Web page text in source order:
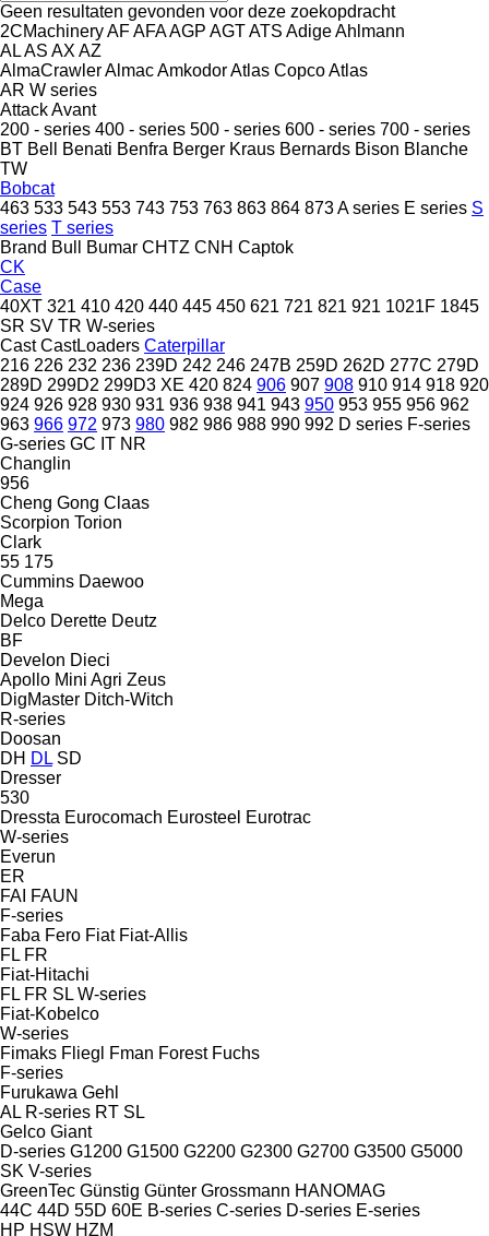
Geen resultaten gevonden voor deze zoekopdracht
2CMachineryAFAFAAGP AGTATS AdigeAhlmann
ALAS AX AZ
AlmaCrawlerAlmacAmkodorAtlas CopcoAtlas
AR W series
AttackAvant
200 - series 400 - series 500 - series 600 - series 700 - series
BT Bell Benati Benfra Berger Kraus Bernards Bison Blanche
TW
Bobcat
463 533 543 553 743 753 763 863 864 873A series E series S
series T series
Brand Bull Bumar CHTZ CNH Captok
CK
Case
40XT 321 410 420 440 445 450 621 721 821 921 1021F 1845
SR SV TR W-series
Cast CastLoaders Caterpillar
216 226 232 236 239D 242 246 247B 259D 262D 277C 279D
289D 299D2 299D3 XE 420 824 906 907 908 910 914 918 920
924 926 928 930 931 936 938 941 943 950 953 955 956 962
963 966 972 973 980 982 986 988 990 992 D series F-series
G-series GC IT NR
Changlin
956
Cheng Gong Claas
Scorpion Torion
Clark
55 175
Cummins Daewoo
Mega
Delco Derette Deutz
BF
Develon Dieci
Apollo Mini Agri Zeus
DigMaster Ditch-Witch
R-series
Doosan
DH DL SD
Dresser
530
Dressta Eurocomach Eurosteel Eurotrac
W-series
Everun
ER
FAI FAUN
F-series
Faba Fero Fiat Fiat-Allis
FL FR
Fiat-Hitachi
FL FR SL W-series
Fiat-Kobelco
W-series
Fimaks Fliegl Fman Forest Fuchs
F-series
Furukawa Gehl
AL R-series RT SL
Gelco Giant
D-series G1200 G1500 G2200 G2300 G2700 G3500 G5000
SK V-series
GreenTec Günstig Günter Grossmann HANOMAG
44C 44D 55D 60E B-series C-series D-series E-series
HP HSW HZM